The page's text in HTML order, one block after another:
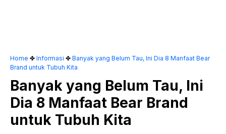
Home ✤ Informasi ✤ Banyak yang Belum Tau, Ini Dia 8 Manfaat Bear
Brand untuk Tubuh Kita
Banyak yang Belum Tau, Ini
Dia 8 Manfaat Bear Brand
untuk Tubuh Kita